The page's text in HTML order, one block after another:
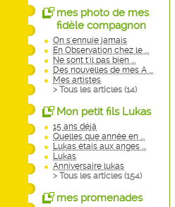
mes photo de mes
fidèle compagnon
On s'ennuie jamais
En Observation chez le ...
Ne sont t'il pas bien ...
Des nouvelles de mes A ...
Mes artistes
> Tous les articles (14)
Mon petit fils Lukas
15 ans déjà
Quelles que année en ...
Lukas étais aux anges ...
Lukas
Anniversaire lukas
> Tous les articles (154)
mes promenades